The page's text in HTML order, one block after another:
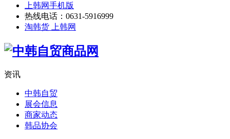
上韩网手机版
热线电话：0631-5916999
淘韩货 上韩网
资讯
中韩自贸
展会信息
商家动态
韩品协会